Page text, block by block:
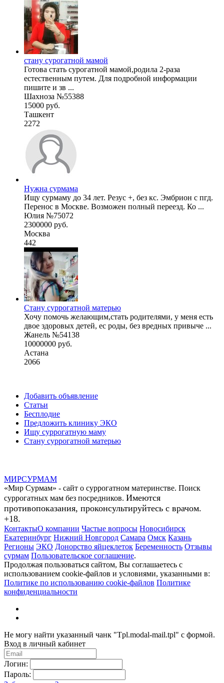
стану сурогатной мамой
Готова стать сурогатной мамой,родила 2-раза
естественным путем. Для подробной информации
пишите и зв ...
Шахноза №55388
15000 руб.
Ташкент
2272
Нужна сурмама
Ищу сурмаму до 34 лет. Резус +, без кс. Эмбрион с пгд.
Перенос в Москве. Возможен полный переезд. Ко ...
Юлия №75072
2300000 руб.
Москва
442
Стану суррогатной матерью
Хочу помочь желающим,стать родителями, у меня есть
двое здоровых детей, ес роды, без вредных привыче ...
Жанель №54138
10000000 руб.
Астана
2066
Добавить объявление
Статьи
Бесплодие
Предложить клинику ЭКО
Ищу суррогатную маму
Стану суррогатной матерью
МИРСУРМАМ
«Мир Сурмам» - сайт о суррогатном материнстве. Поиск
суррогатных мам без посредников. Имеются
противопоказания, проконсультируйтесь с врачом.
+18.
КонтактыО компании Частые вопросы Новосибирск
Екатеринбург Нижний Новгород Самара Омск Казань
Регионы ЭКО Донорство яйцеклеток Беременность Отзывы
сурмам Пользовательское соглашение.
Продолжая пользоваться сайтом, Вы соглашаетесь с
использованием cookie-файлов и условиями, указанными в:
Политике по использованию cookie-файлов Политике
конфиденциальности
Не могу найти указанный чанк "Tpl.modal-mail.tpl" с формой.
Вход в личный кабинет
Логин:
Пароль: